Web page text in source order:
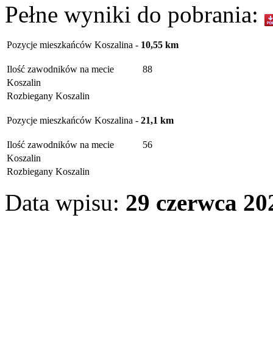
Pełne wyniki do pobrania:
Pozycje mieszkańców Koszalina - 10,55 km
Ilość zawodników na mecie
88
Koszalin
Rozbiegany Koszalin
Pozycje mieszkańców Koszalina - 21,1 km
Ilość zawodników na mecie
56
Koszalin
Rozbiegany Koszalin
Data wpisu: 29 czerwca